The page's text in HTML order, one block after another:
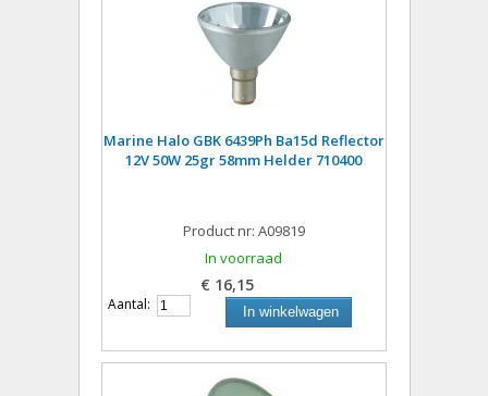
Marine Halo GBK 6439Ph Ba15d Reflector
12V 50W 25gr 58mm Helder 710400
Product nr: A09819
In voorraad
€ 16,15
Aantal: In winkelwagen